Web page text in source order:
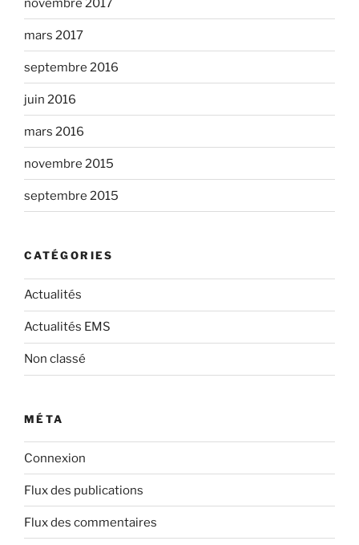
mars 2017
septembre 2016
juin 2016
mars 2016
novembre 2015
septembre 2015
CATÉGORIES
Actualités
Actualités EMS
Non classé
MÉTA
Connexion
Flux des publications
Flux des commentaires